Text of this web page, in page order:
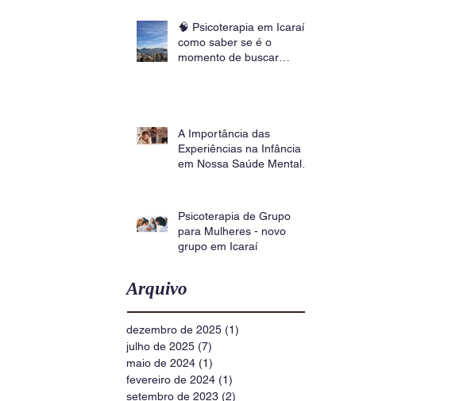
🧠 Psicoterapia em Icaraí:
como saber se é o
momento de buscar
A Importância das
Experiências na Infância
em Nossa Saúde Mental |
Psicoterapia de Grupo
para Mulheres - novo
grupo em Icaraí
Arquivo
dezembro de 2025 (1)
julho de 2025 (7)
maio de 2024 (1)
fevereiro de 2024 (1)
setembro de 2023 (2)